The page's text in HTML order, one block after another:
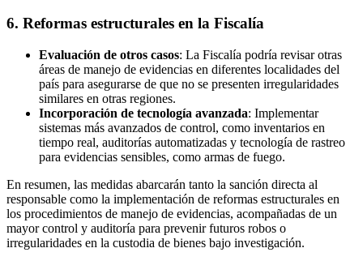
6. Reformas estructurales en la Fiscalía
Evaluación de otros casos: La Fiscalía podría revisar otras
áreas de manejo de evidencias en diferentes localidades del
país para asegurarse de que no se presenten irregularidades
similares en otras regiones.
Incorporación de tecnología avanzada: Implementar
sistemas más avanzados de control, como inventarios en
tiempo real, auditorías automatizadas y tecnología de rastreo
para evidencias sensibles, como armas de fuego.
En resumen, las medidas abarcarán tanto la sanción directa al
responsable como la implementación de reformas estructurales en
los procedimientos de manejo de evidencias, acompañadas de un
mayor control y auditoría para prevenir futuros robos o
irregularidades en la custodia de bienes bajo investigación.